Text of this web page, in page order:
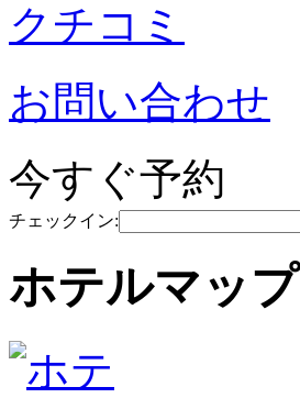
クチコミ
お問い合わせ
今すぐ予約
チェックイン:
ホテルマップ